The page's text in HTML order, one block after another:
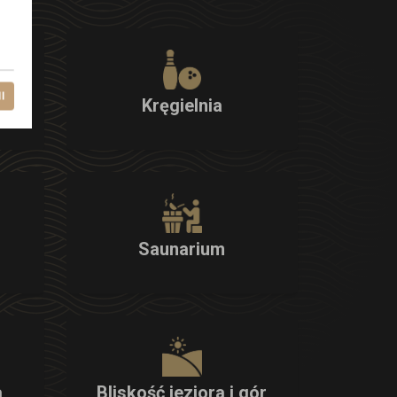
Kręgielnia
Saunarium
Bliskość jeziora i gór